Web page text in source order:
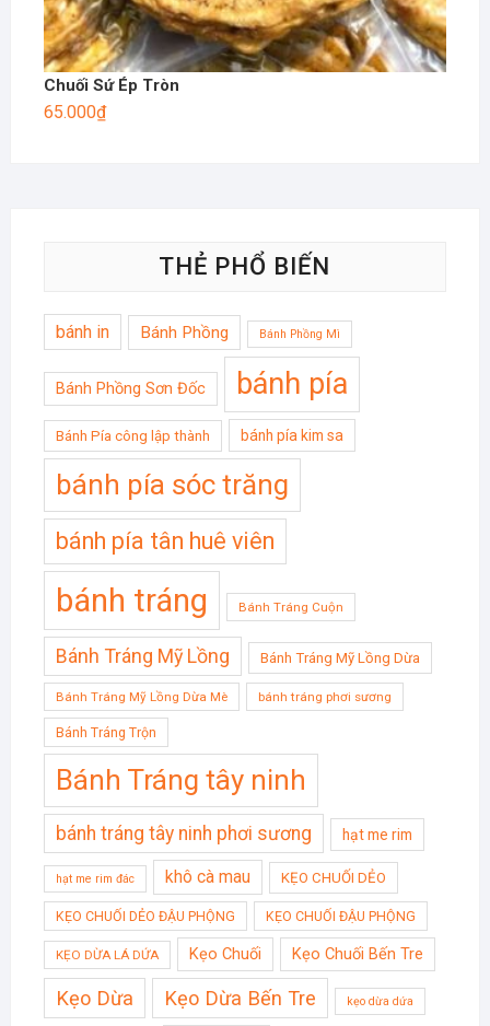
Chuối Sứ Ép Tròn
65.000₫
THẺ PHỔ BIẾN
bánh in Bánh Phồng Bánh Phồng Mì
Bánh Phồng Sơn Đốc bánh pía
Bánh Pía công lập thành bánh pía kim sa
bánh pía sóc trăng
bánh pía tân huê viên
bánh tráng Bánh Tráng Cuộn
Bánh Tráng Mỹ Lồng Bánh Tráng Mỹ Lồng Dừa
Bánh Tráng Mỹ Lồng Dừa Mè bánh tráng phơi sương
Bánh Tráng Trộn
Bánh Tráng tây ninh
bánh tráng tây ninh phơi sương hạt me rim
hạt me rim đác khô cà mau KẸO CHUỐI DẺO
KẸO CHUỐI DẺO ĐẬU PHỘNG KẸO CHUỐI ĐẬU PHỘNG
KẸO DỪA LÁ DỨA Kẹo Chuối Kẹo Chuối Bến Tre
Kẹo Dừa Kẹo Dừa Bến Tre kẹo dừa dứa